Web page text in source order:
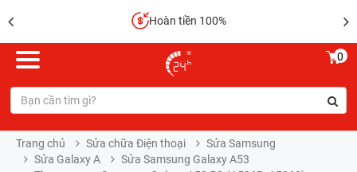
Hoàn tiền 100%
0
Trang chủ Sửa chữa Điện thoại
Sửa Samsung
Sửa Galaxy A
Sửa Samsung Galaxy A53